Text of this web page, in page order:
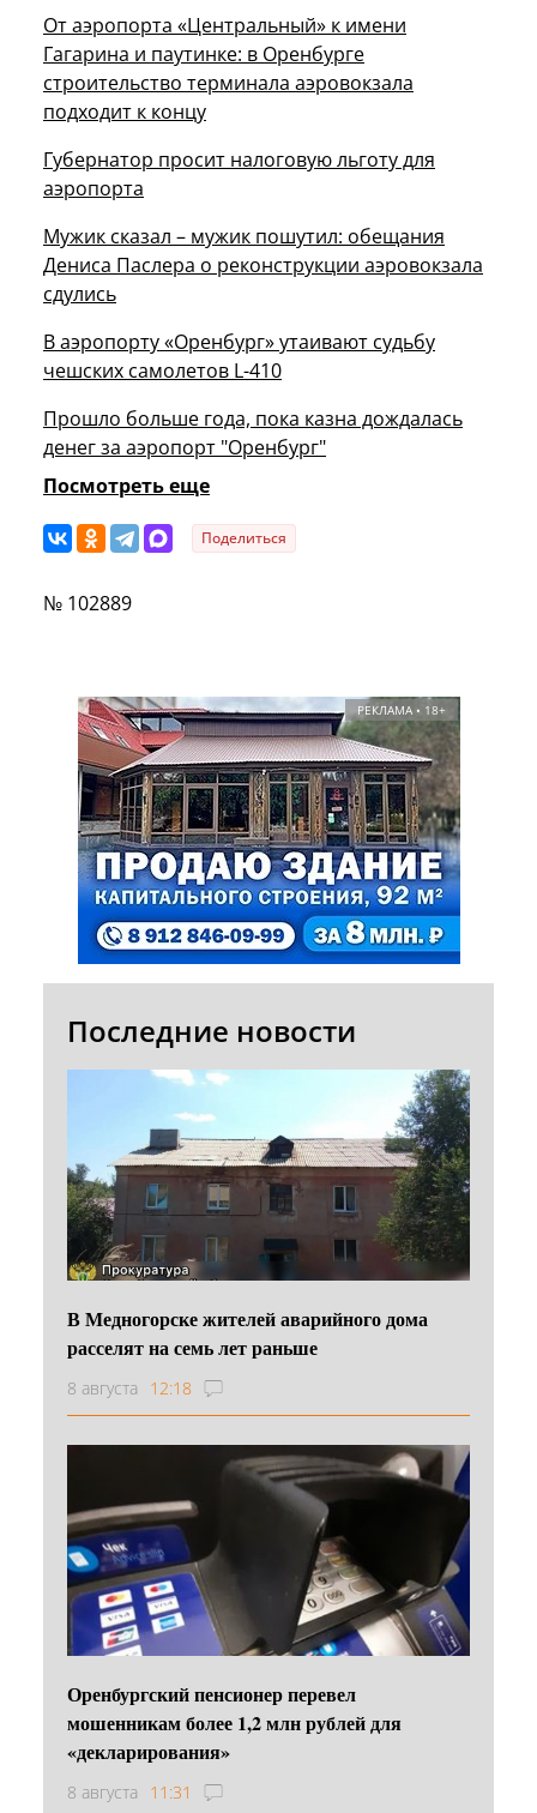
От аэропорта «Центральный» к имени
Гагарина и паутинке: в Оренбурге
строительство терминала аэровокзала
подходит к концу
Губернатор просит налоговую льготу для
аэропорта
Мужик сказал – мужик пошутил: обещания
Дениса Паслера о реконструкции аэровокзала
сдулись
В аэропорту «Оренбург» утаивают судьбу
чешских самолетов L-410
Прошло больше года, пока казна дождалась
денег за аэропорт "Оренбург"
Посмотреть еще
Поделиться
№ 102889
РЕКЛАМА • 18+
Последние новости
В Медногорске жителей аварийного дома
расселят на семь лет раньше
8 августа 12:18
Оренбургский пенсионер перевел
мошенникам более 1,2 млн рублей для
«декларирования»
8 августа 11:31